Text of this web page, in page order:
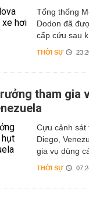
Tổng thống
Dodon đã
cấp cứu sau
THỜI SỰ
tham gia
Cựu cảnh sát
Diego,
gia vụ dùng
THỜI SỰ